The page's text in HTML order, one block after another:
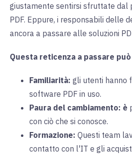
giustamente sentirsi sfruttate dal
PDF. Eppure, i responsabili delle
ancora a passare alle soluzioni
Questa reticenza a passare
Familiarità: gli utenti hanno
software PDF in uso.
Paura del cambiamento: è
con ciò che si conosce.
Formazione: Questi team
contatto con l'IT e gli